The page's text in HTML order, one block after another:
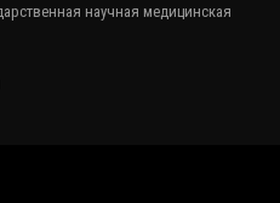
научная медицинская